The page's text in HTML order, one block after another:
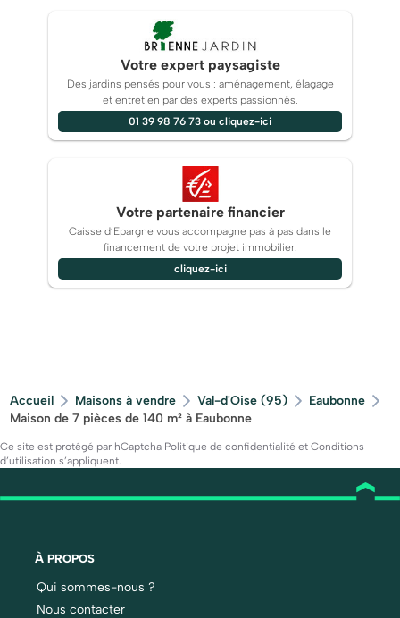
Votre expert paysagiste
Des jardins pensés pour vous : aménagement, élagage
et entretien par des experts passionnés.
01 39 98 76 73 ou cliquez-ici
Votre partenaire financier
Caisse d’Epargne vous accompagne pas à pas dans le
financement de votre projet immobilier.
cliquez-ici
Accueil Maisons à vendre Val-d'Oise (95)
Eaubonne
Maison de 7 pièces de 140 m² à Eaubonne
Ce site est protégé par hCaptcha Politique de confidentialité et Conditions
d’utilisation s’appliquent.
À PROPOS
Qui sommes-nous ?
Nous contacter